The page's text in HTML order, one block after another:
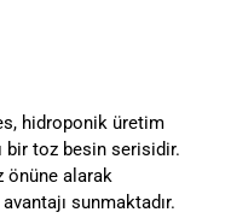
hidroponik üretim
bir toz besin serisidir.
önüne alarak
sunmaktadır.